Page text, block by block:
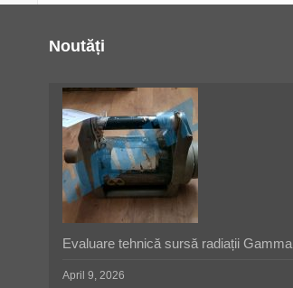
Noutăți
Evaluare tehnică sursă radiații Gamma
April 9, 2026